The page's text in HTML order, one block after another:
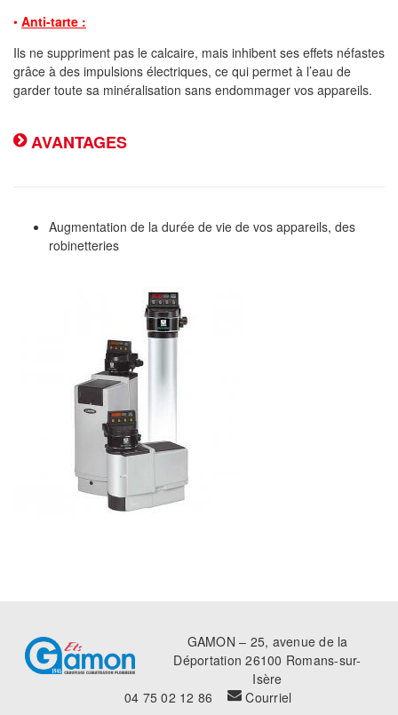
• Anti-tarte :
Ils ne suppriment pas le calcaire, mais inhibent ses effets néfastes
grâce à des impulsions électriques, ce qui permet à l’eau de
garder toute sa minéralisation sans endommager vos appareils.
AVANTAGES
Augmentation de la durée de vie de vos appareils, des
robinetteries
GAMON – 25, avenue de la
Déportation 26100 Romans-sur-
Isère
04 75 02 12 86
Courriel